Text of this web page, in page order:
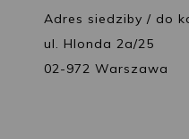
Adres siedziby / do
ul. Hlonda 2a/25
02-972 Warszawa